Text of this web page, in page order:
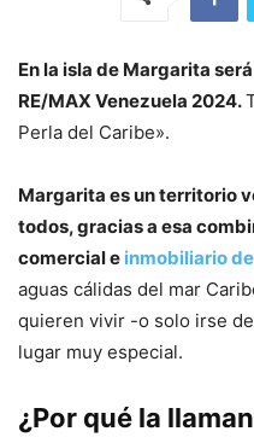
En la isla de Margarita
RE/MAX Venezuela 2024.
Perla del Caribe».
Margarita es un territorio
todos, gracias a esa
comercial e inmobiliario
aguas cálidas del mar
quieren vivir -o solo irse
lugar muy especial.
¿Por qué la